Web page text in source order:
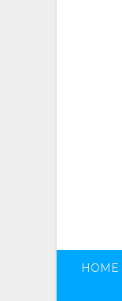
HOME